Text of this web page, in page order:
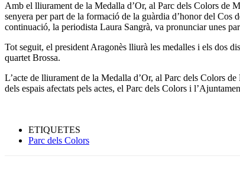
Amb el lliurament de la Medalla d’Or, al Parc dels Colors de
senyera per part de la formació de la guàrdia d’honor del Cos
continuació, la periodista Laura Sangrà, va pronunciar unes
Tot seguit, el president Aragonès lliurà les medalles i els dos
quartet Brossa.
L’acte de lliurament de la Medalla d’Or, al Parc dels Colors
dels espais afectats pels actes, el Parc dels Colors i
ETIQUETES
Parc dels Colors